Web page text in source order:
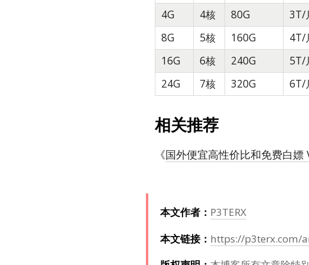
4G
4核 80G 3T/
8G
5核 160G 4T/
16G
6核 240G 5T/
24G
7核 320G 6T/
相关推荐
《国外便宜高性价比和免费白嫖
本文作者： P3TERX
本文链接： https://p3terx.com/